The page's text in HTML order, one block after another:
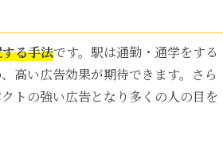
る手法です。駅は通勤・通学をする
高い広告効果が期待できます。さら
トの強い広告となり多くの人の目を